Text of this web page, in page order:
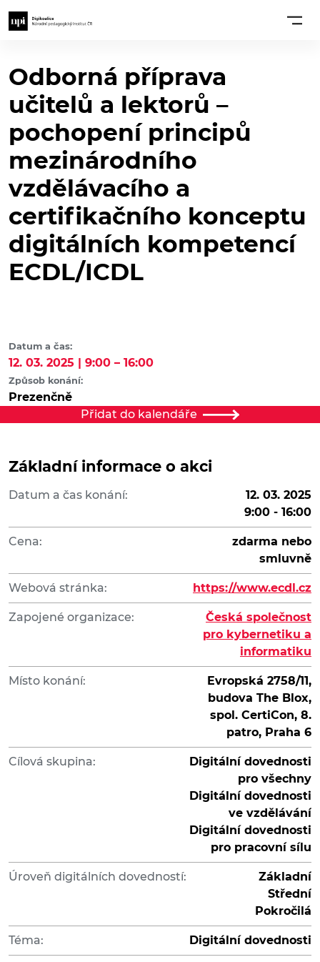
Odborná příprava
učitelů a lektorů –
pochopení principů
mezinárodního
vzdělávacího a
certifikačního konceptu
digitálních kompetencí
ECDL/ICDL
Datum a čas:
12. 03. 2025 | 9:00 – 16:00
Způsob konání:
Prezenčně
Přidat do kalendáře
Základní informace o akci
Datum a čas konání:
12. 03. 2025
9:00 - 16:00
Cena:
zdarma nebo
smluvně
Webová stránka: https://www.ecdl.cz
Zapojené organizace:
Česká společnost
pro kybernetiku a
informatiku
Místo konání:
Evropská 2758/11,
budova The Blox,
spol. CertiCon, 8.
patro, Praha 6
Cílová skupina:
Digitální dovednosti
pro všechny
Digitální dovednosti
ve vzdělávání
Digitální dovednosti
pro pracovní sílu
Úroveň digitálních dovedností:
Základní
Střední
Pokročilá
Téma: Digitální dovednosti